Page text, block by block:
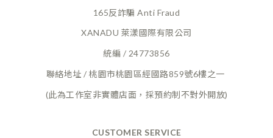
165反詐騙 Anti Fraud
XANADU 萊漾國際有限公司
統編 / 24773856
聯絡地址 / 桃園市桃園區經國路859號6樓之一
(此為工作室非實體店面，採預約制不對外開放)
CUSTOMER SERVICE